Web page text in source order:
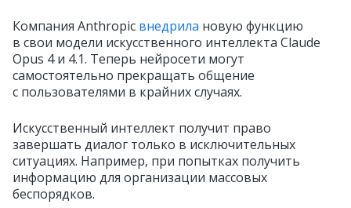
Компания Anthropic внедрила новую функцию
в свои модели искусственного интеллекта Claude
Opus 4 и 4.1. Теперь нейросети могут
самостоятельно прекращать общение
с пользователями в крайних случаях.
Искусственный интеллект получит право
завершать диалог только в исключительных
ситуациях. Например, при попытках получить
информацию для организации массовых
беспорядков.